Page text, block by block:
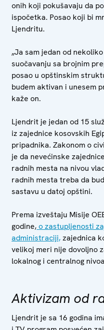
onih koji pokušavaju da
ispočetka. Posao koji bi
Ljendritu.
„Ja sam jedan od
suočavanju sa brojnim
posao u opštinskim
budem aktivan i unesem
kaže on.
Ljendrit je jedan od 15
iz zajednice kosovskih
pripadnika. Zakonom o
je da nevećinske
radnih mesta na nivou
radnih mesta treba da
sastavu u datoj opštini.
Prema izveštaju Misije
godine,o zastupljenosti
administraciji,zajednica
velikoj meri nije dovoljno
lokalnog i centralnog
Aktivizam od
Ljendrit je sa 16 godina